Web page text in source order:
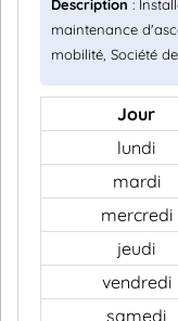
Description :
maintenance
mobilité, Société
Jour
lundi
mardi
mercredi
jeudi
vendredi
samedi